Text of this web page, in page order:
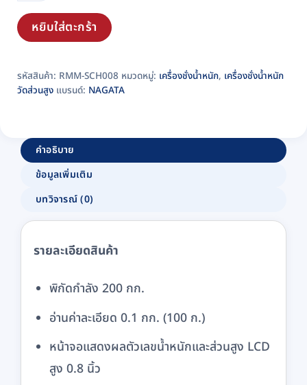
หนัก
วัด
ส่วน
แบบ
ดิจิตอล
BW-
2981V
พร้อม
แสดง
สูง
อัตโนมัติ
หยิบใส่ตะกร้า
รหัสสินค้า: RMM-SCH008 หมวดหมู่: เครื่องชั่งน้ำหนัก, เครื่องชั่งน้ำหนัก
วัดส่วนสูง แบรนด์: NAGATA
คำอธิบาย
ข้อมูลเพิ่มเติม
บทวิจารณ์ (0)
รายละเอียดสินค้า
พิกัดกำลัง 200 กก.
อ่านค่าละเอียด 0.1 กก. (100 ก.)
หน้าจอแสดงผลตัวเลขน้ำหนักและส่วนสูง LCD
สูง 0.8 นิ้ว